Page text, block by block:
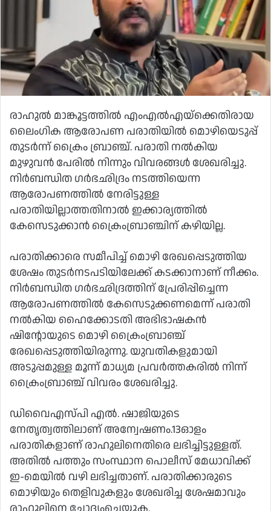
രാഹുല്‍ മാങ്കൂട്ടത്തില്‍ എംഎല്‍എയ്‌ക്കെതിരായ
ലൈംഗിക ആരോപണ പരാതിയില്‍ മൊഴിയെടുപ്പ്
തുടര്‍ന്ന് ക്രൈം ബ്രാഞ്ച്. പരാതി നല്‍കിയ
മുഴുവന്‍ പേരില്‍ നിന്നും വിവരങ്ങള്‍ ശേഖരിച്ചു.
നിര്‍ബന്ധിത ഗര്‍ഭഛിദ്രം നടത്തിയെന്ന
ആരോപണത്തില്‍ നേരിട്ടുള്ള
പരാതിയില്ലാത്തതിനാല്‍ ഇക്കാര്യത്തില്‍
കേസെടുക്കാന്‍ ക്രൈംബ്രാഞ്ചിന് കഴിയില്ല.
പരാതിക്കാരെ സമീപിച്ച് മൊഴി രേഖപ്പെടുത്തിയ
ശേഷം തുടര്‍നടപടിയിലേക്ക് കടക്കാനാണ് നീക്കം.
നിര്‍ബന്ധിത ഗര്‍ഭഛിദ്രത്തിന് പ്രേരിപ്പിച്ചെന്ന
ആരോപണത്തില്‍ കേസെടുക്കണമെന്ന് പരാതി
നല്‍കിയ ഹൈക്കോടതി അഭിഭാഷകന്‍
ഷിന്റോയുടെ മൊഴി ക്രൈംബ്രാഞ്ച്
രേഖപ്പെടുത്തിയിരുന്നു. യുവതികളുമായി
അടുപ്പമുള്ള മൂന്ന് മാധ്യമ പ്രവര്‍ത്തകരില്‍ നിന്ന്
ക്രൈംബ്രാഞ്ച് വിവരം ശേഖരിച്ചു.
ഡിവൈഎസ്പി എല്‍. ഷാജിയുടെ
നേതൃത്വത്തിലാണ് അന്വേഷണം.13ഓളം
പരാതികളാണ് രാഹുലിനെതിരെ ലഭിച്ചിട്ടുള്ളത്.
അതില്‍ പത്തും സംസ്ഥാന പൊലീസ് മേധാവിക്ക്
ഇ-മെയില്‍ വഴി ലഭിച്ചതാണ്. പരാതിക്കാരുടെ
മൊഴിയും തെളിവുകളും ശേഖരിച്ച ശേഷമാവും